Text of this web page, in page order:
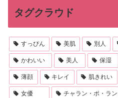
タグクラウド
すっぴん 美肌 別人
かわいい 美人 保湿
薄顔 キレイ 肌きれい
女優 チャラン・ポ・ラ